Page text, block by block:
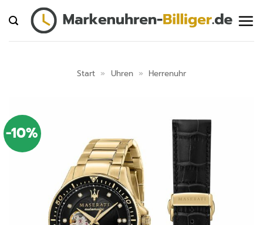
Inhalt
springen
Start » Uhren » Herrenuhr
-10%